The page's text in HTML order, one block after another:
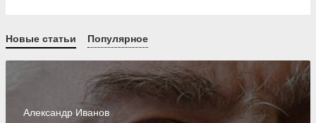
Новые статьи Популярное
Александр Иванов